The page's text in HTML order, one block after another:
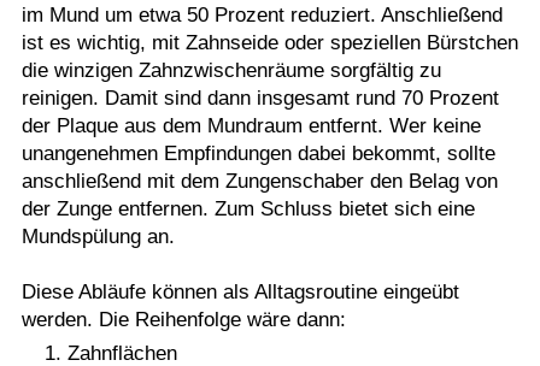
im Mund um etwa 50 Prozent reduziert. Anschließend
ist es wichtig, mit Zahnseide oder speziellen Bürstchen
die winzigen Zahnzwischenräume sorgfältig zu
reinigen. Damit sind dann insgesamt rund 70 Prozent
der Plaque aus dem Mundraum entfernt. Wer keine
unangenehmen Empfindungen dabei bekommt, sollte
anschließend mit dem Zungenschaber den Belag von
der Zunge entfernen. Zum Schluss bietet sich eine
Mundspülung an.
Diese Abläufe können als Alltagsroutine eingeübt
werden. Die Reihenfolge wäre dann:
Zahnflächen